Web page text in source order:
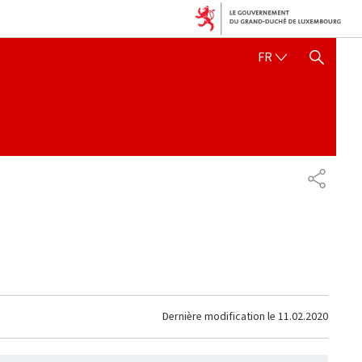
FRFRANÇAIS
AFFICHER / MASQUER
Dernière modification le 11.02.2020